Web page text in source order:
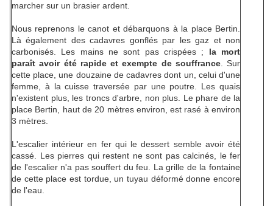
marcher sur un brasier ardent.
Nous reprenons le canot et débarquons à la place Bertin.
Là également des cadavres gonflés par les gaz et non
carbonisés. Les mains ne sont pas crispées ; la mort
paraît avoir été rapide et exempte de souffrance. Sur
cette place, une douzaine de cadavres dont un, celui d'une
femme, à la cuisse traversée par une poutre. Les quais
n'existent plus, les troncs d'arbre, non plus. Le phare de la
place Bertin, haut de 20 mètres environ, est rasé à environ
3 mètres.
L'escalier intérieur en fer qui le dessert semble avoir été
cassé. Les pierres qui restent ne sont pas calcinés, le fer
de l'escalier n'a pas souffert du feu. La grille de la fontaine
de cette place est tordue, un tuyau déformé donne encore
de l'eau.